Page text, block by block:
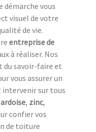
démarche vous
visuel de votre
de vie.
entreprise de
à réaliser. Nos
du savoir-faire et
vous assurer un
intervenir sur tous
ardoise, zinc,
confier vos
de toiture